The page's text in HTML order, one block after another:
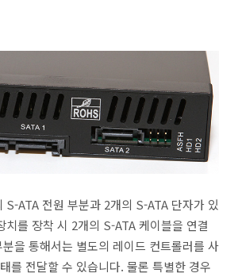
S-ATA 전원 부분과 2개의 S-ATA 단자가 있
치를 장착 시 2개의 S-ATA 케이블을 연결
을 통해서는 별도의 레이드 컨트롤러를 사
를 전달할 수 있습니다. 물론 특별한 경우